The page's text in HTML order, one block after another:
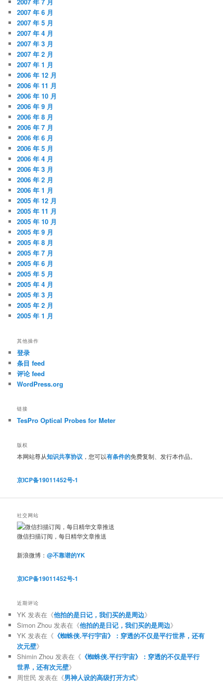
2007 年 6 月
2007 年 5 月
2007 年 4 月
2007 年 3 月
2007 年 2 月
2007 年 1 月
2006 年 12 月
2006 年 11 月
2006 年 10 月
2006 年 9 月
2006 年 8 月
2006 年 7 月
2006 年 6 月
2006 年 5 月
2006 年 4 月
2006 年 3 月
2006 年 2 月
2006 年 1 月
2005 年 12 月
2005 年 11 月
2005 年 10 月
2005 年 9 月
2005 年 8 月
2005 年 7 月
2005 年 6 月
2005 年 5 月
2005 年 4 月
2005 年 3 月
2005 年 2 月
2005 年 1 月
其他操作
登录
条目 feed
评论 feed
WordPress.org
链接
TesPro Optical Probes for Meter
版权
本网站尊从知识共享协议 ，您可以有条件的免费复制、发行本作品。
京ICP备19011452号-1
社交网站
微信扫描订阅，每日精华文章推送
新浪微博：@不靠谱的YK
京ICP备19011452号-1
近期评论
YK 发表在《他拍的是日记，我们买的是周边》
Simon Zhou 发表在《他拍的是日记，我们买的是周边》
YK 发表在《 《蜘蛛侠.平行宇宙》：穿透的不仅是平行世界，还有
次元壁》
Shimin Zhou 发表在《 《蜘蛛侠.平行宇宙》：穿透的不仅是平行
世界，还有次元壁》
周世民 发表在《男神人设的高级打开方式》